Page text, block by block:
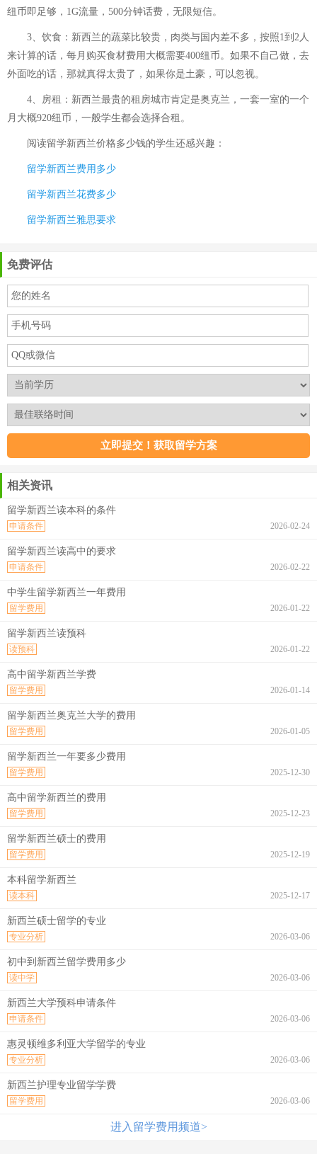
纽币即足够，1G流量，500分钟话费，无限短信。
3、饮食：新西兰的蔬菜比较贵，肉类与国内差不多，按照1到2人
来计算的话，每月购买食材费用大概需要400纽币。如果不自己做，去
外面吃的话，那就真得太贵了，如果你是土豪，可以忽视。
4、房租：新西兰最贵的租房城市肯定是奥克兰，一套一室的一个
月大概920纽币，一般学生都会选择合租。
阅读留学新西兰价格多少钱的学生还感兴趣：
留学新西兰费用多少
留学新西兰花费多少
留学新西兰雅思要求
免费评估
相关资讯
留学新西兰读本科的条件
2026-02-24
申请条件
留学新西兰读高中的要求
2026-02-22
申请条件
中学生留学新西兰一年费用
2026-01-22
留学费用
留学新西兰读预科
2026-01-22
读预科
高中留学新西兰学费
2026-01-14
留学费用
留学新西兰奥克兰大学的费用
2026-01-05
留学费用
留学新西兰一年要多少费用
2025-12-30
留学费用
高中留学新西兰的费用
2025-12-23
留学费用
留学新西兰硕士的费用
2025-12-19
留学费用
本科留学新西兰
2025-12-17
读本科
新西兰硕士留学的专业
2026-03-06
专业分析
初中到新西兰留学费用多少
2026-03-06
读中学
新西兰大学预科申请条件
2026-03-06
申请条件
惠灵顿维多利亚大学留学的专业
2026-03-06
专业分析
新西兰护理专业留学学费
2026-03-06
留学费用
进入留学费用频道>